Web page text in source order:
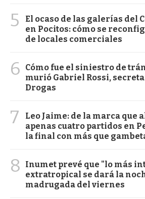
5
El ocaso de las galerías del
en Pocitos: cómo se
de locales comerciales
6
Cómo fue el siniestro de
murió Gabriel Rossi,
Drogas
7
Leo Jaime: de la marca que
apenas cuatro partidos en
la final con más que
8
Inumet prevé que "lo más
extratropical se dará la
madrugada del viernes